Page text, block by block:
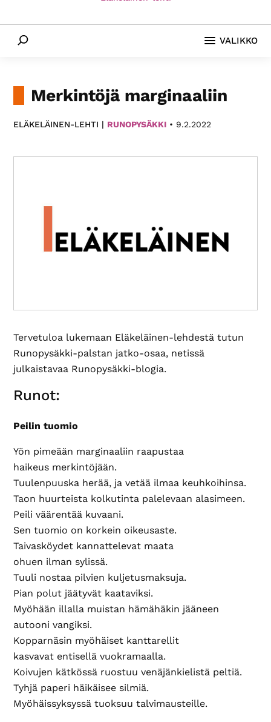
yhdistyksemme
tarjoavat
monipuolista
toimintaa.
VALIKKO
Merkintöjä marginaaliin
ELÄKELÄINEN-LEHTI | RUNOPYSÄKKI • 9.2.2022
Tervetuloa lukemaan Eläkeläinen-lehdestä tutun
Runopysäkki-palstan jatko-osaa, netissä
julkaistavaa Runopysäkki-blogia.
Runot:
Peilin tuomio
Yön pimeään marginaaliin raapustaa
haikeus merkintöjään.
Tuulenpuuska herää, ja vetää ilmaa keuhkoihinsa.
Taon huurteista kolkutinta palelevaan alasimeen.
Peili väärentää kuvaani.
Sen tuomio on korkein oikeusaste.
Taivasköydet kannattelevat maata
ohuen ilman sylissä.
Tuuli nostaa pilvien kuljetusmaksuja.
Pian polut jäätyvät kaataviksi.
Myöhään illalla muistan hämähäkin jääneen
autooni vangiksi.
Kopparnäsin myöhäiset kanttarellit
kasvavat entisellä vuokramaalla.
Koivujen kätkössä ruostuu venäjänkielistä peltiä.
Tyhjä paperi häikäisee silmiä.
Myöhäissyksyssä tuoksuu talvimausteille.